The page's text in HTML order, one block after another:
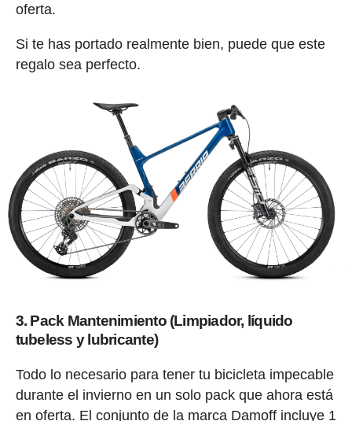
oferta.
Si te has portado realmente bien, puede que este
regalo sea perfecto.
3. Pack Mantenimiento (Limpiador, líquido
tubeless y lubricante)
Todo lo necesario para tener tu bicicleta impecable
durante el invierno en un solo pack que ahora está
en oferta. El conjunto de la marca Damoff incluye 1